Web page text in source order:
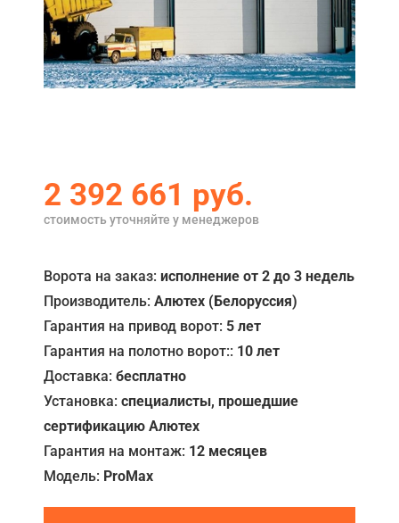
Акции
Примеры работ
Ремонт
О компании
Отзывы
Контакты
2 392 661 руб.
стоимость уточняйте у менеджеров
Ворота на заказ: исполнение от 2 до 3 недель
Производитель: Алютех (Белоруссия)
Гарантия на привод ворот: 5 лет
Гарантия на полотно ворот:: 10 лет
Доставка: бесплатно
Установка: специалисты, прошедшие
сертификацию Алютех
Гарантия на монтаж: 12 месяцев
Модель: ProMax